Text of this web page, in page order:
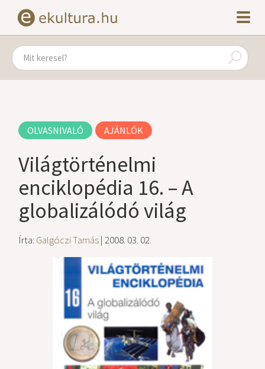
OLVASNIVALÓ AJÁNLÓK
Világtörténelmi
enciklopédia 16. – A
globalizálódó világ
Írta: Galgóczi Tamás| 2008. 03. 02.